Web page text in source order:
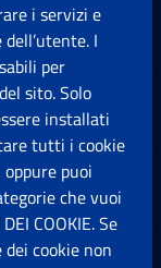
i servizi e
I
per
sito. Solo
installati
tutti i cookie
oppure puoi
che vuoi
COOKIE. Se
cookie non